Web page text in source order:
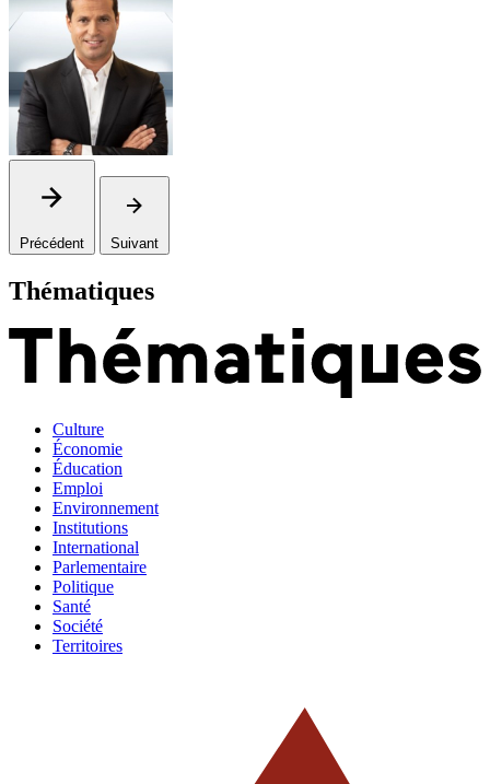
Précédent Suivant
Thématiques
Culture
Économie
Éducation
Emploi
Environnement
Institutions
International
Parlementaire
Politique
Santé
Société
Territoires